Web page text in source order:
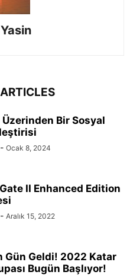
Bir Sosyal
- Ocak 8, 2024
II Enhanced Edition
- Aralık 15, 2022
Gün Geldi! 2022 Katar
Bugün Başlıyor!